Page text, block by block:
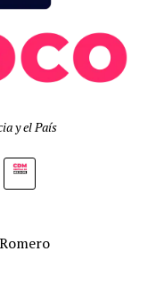
y el País
Biolink